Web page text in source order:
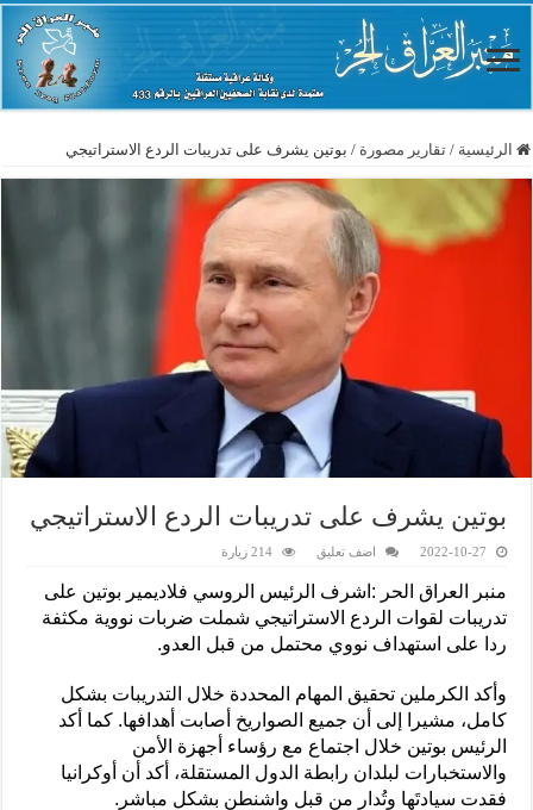
الرئيسية / تقارير مصورة / بوتين يشرف على تدريبات الردع الاستراتيجي
بوتين يشرف على تدريبات الردع الاستراتيجي
2022-10-27 اضف تعليق 214 زيارة
منبر العراق الحر :اشرف الرئيس الروسي فلاديمير بوتين على
تدريبات لقوات الردع الاستراتيجي شملت ضربات نووية مكثفة
ردا على استهداف نووي محتمل من قبل العدو.
وأكد الكرملين تحقيق المهام المحددة خلال التدريبات بشكل
كامل، مشيرا إلى أن جميع الصواريخ أصابت أهدافها. كما أكد
الرئيس بوتين خلال اجتماع مع رؤساء أجهزة الأمن
والاستخبارات لبلدان رابطة الدول المستقلة، أكد أن أوكرانيا
فقدت سيادتَها وتُدار من قبل واشنطن بشكل مباشر.